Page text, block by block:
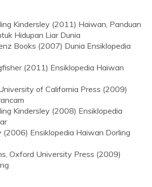
Kindersley (2011) Haiwan, Panduan
Hidupan Liar Dunia
Books (2007) Dunia Ensiklopedia
(2011) Ensiklopedia Haiwan
of California Press (2009)
Kindersley (2008) Ensiklopedia
(2006) Ensiklopedia Haiwan Dorling
Oxford University Press (2009)